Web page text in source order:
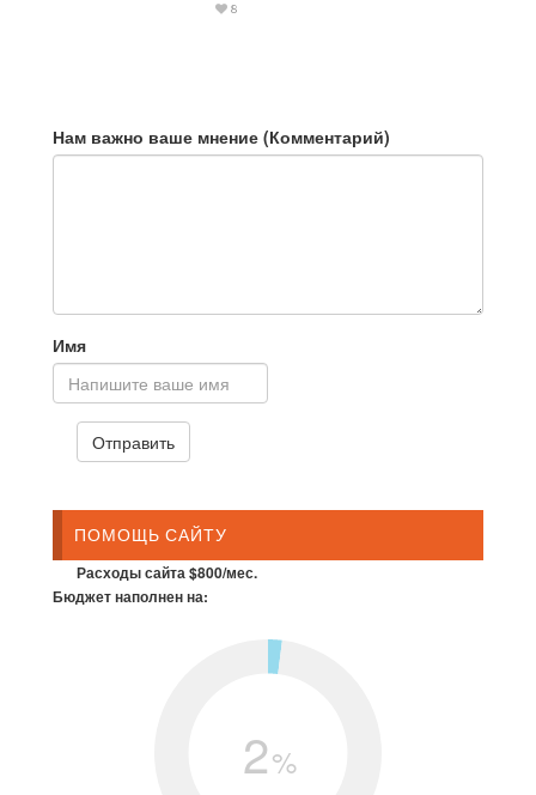
8
Нам важно ваше мнение (Комментарий)
Имя
ПОМОЩЬ САЙТУ
Расходы сайта $800/мес.
Бюджет наполнен на:
2%